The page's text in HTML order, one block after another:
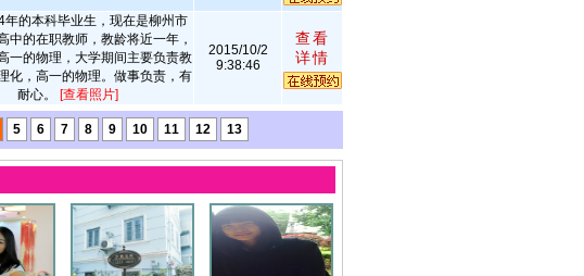
年的本科毕业生，现在是柳州市
中的在职教师，教龄将近一年，
一的物理，大学期间主要负责教
化，高一的物理。做事负责，有
耐心。 [查看照片]
2015/10/2
9:38:46
查看
详情
5 6 7 8 9 10 11 12 13